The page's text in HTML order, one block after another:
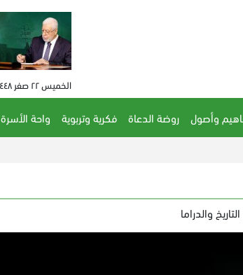
الخميس ٢٢ صفر ١٤٤٨ هـ - 6 أغسطس 2026 م - الساعة 03:21 م
وأصول روضة الدعاة فكرية وتربوية واحة الأسرة
والدراما